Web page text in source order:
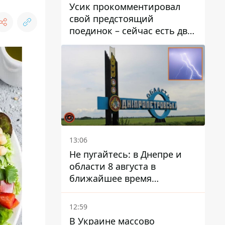
Усик прокомментировал
свой предстоящий
поединок – сейчас есть два
варианта
13:06
Не пугайтесь: в Днепре и
области 8 августа в
ближайшее время
ожидается гроза
12:59
В Украине массово